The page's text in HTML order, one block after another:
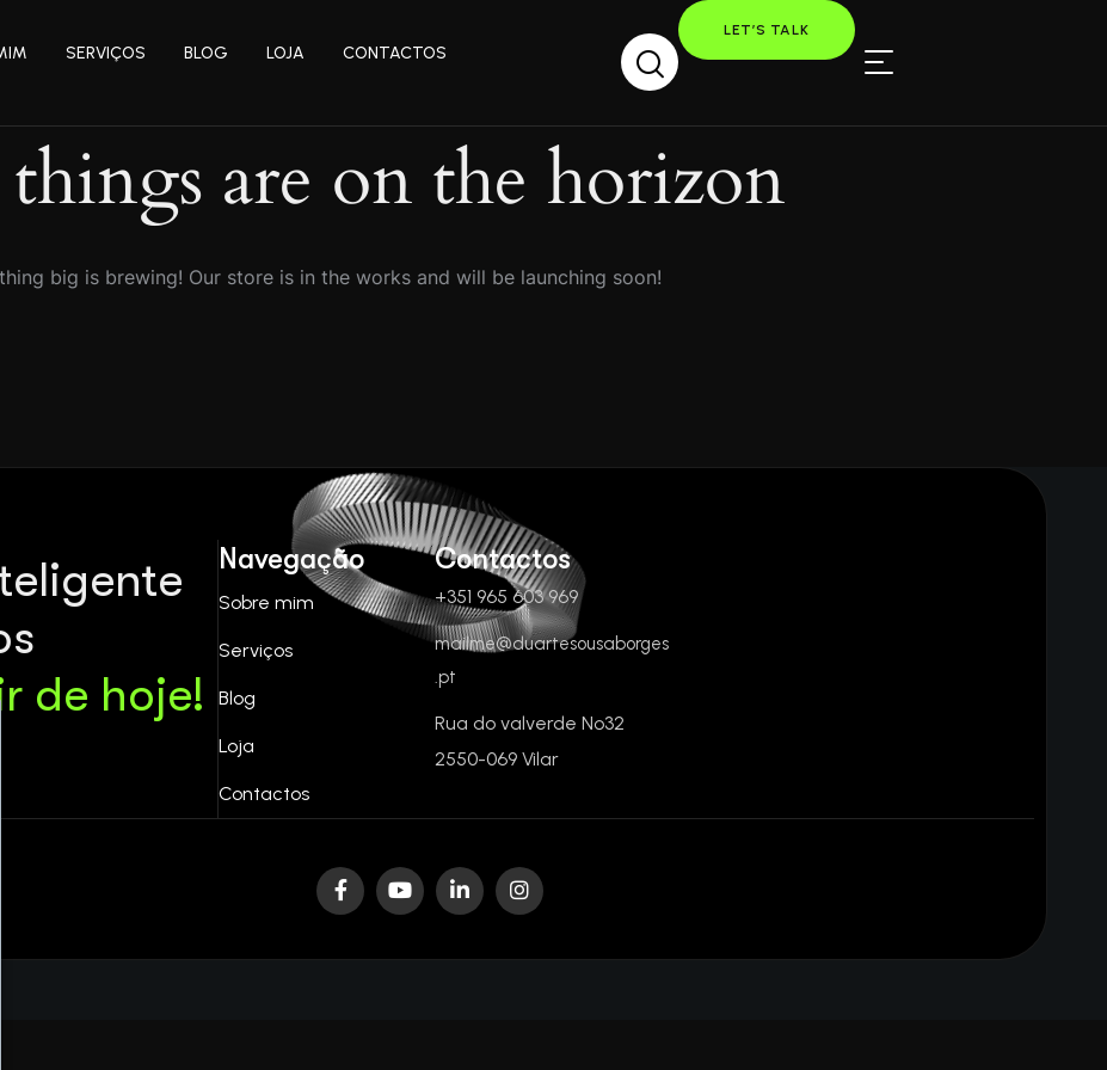
SERVIÇOS BLOG LOJA CONTACTOS
LET’S TALK
are on the horizon
big is brewing! Our store is in the works and will be launching soon!
de hoje!
Navegação
Sobre mim
Serviços
Blog
Loja
Contactos
Contactos
+351 965 603 969
mailme@duartesousaborges
.pt
Rua do valverde Nº32
2550-069 Vilar